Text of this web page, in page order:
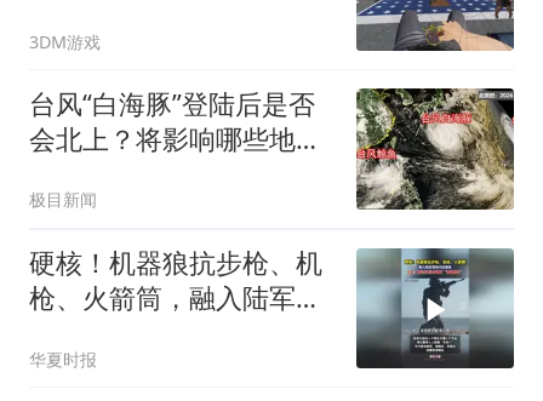
3DM游戏
台风“白海豚”登陆后是否
会北上？将影响哪些地
极目新闻
硬核！机器狼抗步枪、机
枪、火箭筒，融入陆军登
华夏时报